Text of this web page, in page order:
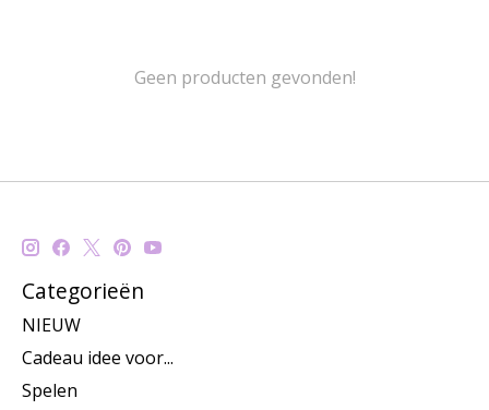
Geen producten gevonden!
Categorieën
NIEUW
Cadeau idee voor...
Spelen